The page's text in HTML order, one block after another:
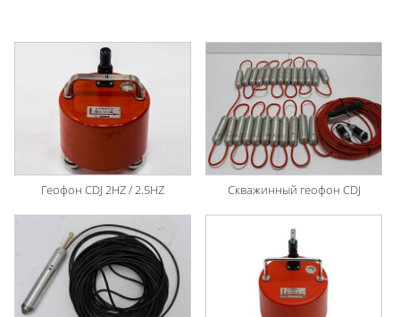
Геофон CDJ 2HZ / 2.5HZ Скважинный геофон CDJ